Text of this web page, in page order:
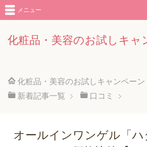
化粧品・美容のお試しキャ
メニュー
化粧品・美容のお試しキャンペーン
新着記事一覧
口コミ
オールインワンゲル「ハ